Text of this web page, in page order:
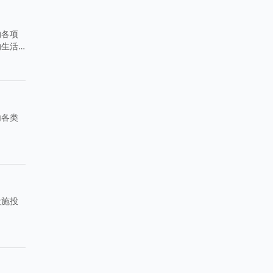
项
活
类
投